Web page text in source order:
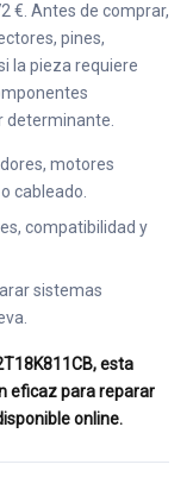
€. Antes de comprar,
pines,
la pieza requiere
determinante.
motores
cableado.
compatibilidad y
sistemas
esta
eficaz para reparar
online.